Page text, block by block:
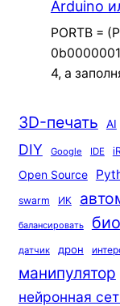
Arduino
PORTB =
4, а
3D-печать AI
DIY Google IDE
Open Source
swarm ИК
балансировать
датчик дрон
манипулятор
нейронная